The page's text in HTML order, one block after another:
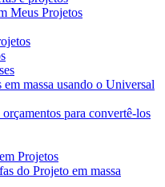
Meus Projetos
massa usando o Universal
para convertê-los
Projetos
do Projeto em massa